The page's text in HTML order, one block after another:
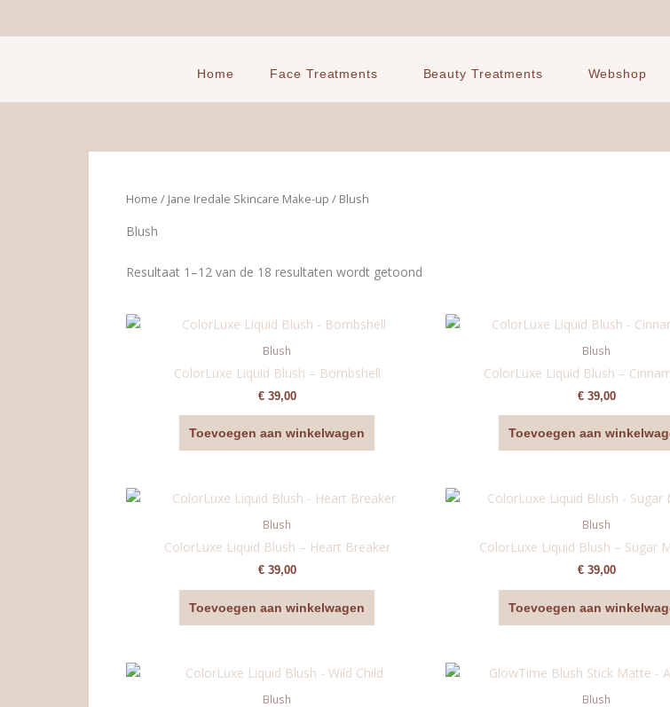
Home Face Treatments Beauty Treatments Webshop
Home / Jane Iredale Skincare Make-up / Blush
Blush
Resultaat 1–12 van de 18 resultaten wordt getoond
Blush
ColorLuxe Liquid Blush – Bombshell
€39,00
Toevoegen aan winkelwagen
Blush
ColorLuxe Liquid Blush –
€39,00
Toevoegen aan
Blush
ColorLuxe Liquid Blush – Heart Breaker
€39,00
Toevoegen aan winkelwagen
Blush
ColorLuxe Liquid Blush – Sugar
€39,00
Toevoegen aan
Blush Blush